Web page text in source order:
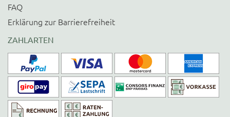
FAQ
Erklärung zur Barrierefreiheit
ZAHLARTEN